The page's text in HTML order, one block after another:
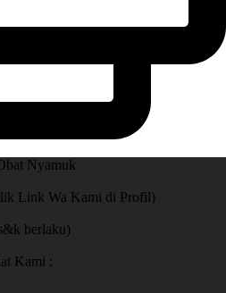
Nyamuk
Link Wa Kami di Profil)
berlaku)
Kami :